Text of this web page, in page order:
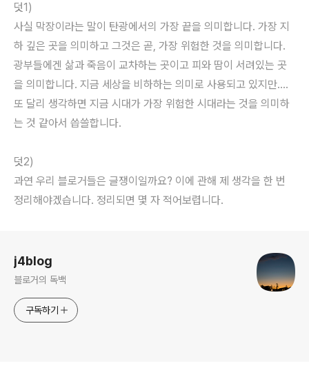
덧1)
사실 막장이라는 말이 탄광에서의 가장 끝을 의미합니다. 가장 지
하 깊은 곳을 의미하고 그것은 곧, 가장 위험한 것을 의미합니다.
광부들에겐 삶과 죽음이 교차하는 곳이고 피와 땀이 서려있는 곳
을 의미합니다. 지금 세상을 비하하는 의미로 사용되고 있지만....
또 달리 생각하면 지금 시대가 가장 위험한 시대라는 것을 의미하
는 것 같아서 씁쓸합니다.
덧2)
과연 우리 블로거들은 글쟁이일까요? 이에 관해 제 생각을 한 번
정리해야겠습니다. 정리되면 몇 자 적어보렵니다.
j4blog
블로거의 독백
구독하기